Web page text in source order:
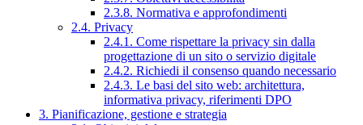
2.3.8. Normativa e approfondimenti
2.4. Privacy
2.4.1. Come rispettare la privacy sin dalla
progettazione di un sito o servizio digitale
2.4.2. Richiedi il consenso quando necessario
2.4.3. Le basi del sito web: architettura,
informativa privacy, riferimenti DPO
3. Pianificazione, gestione e strategia